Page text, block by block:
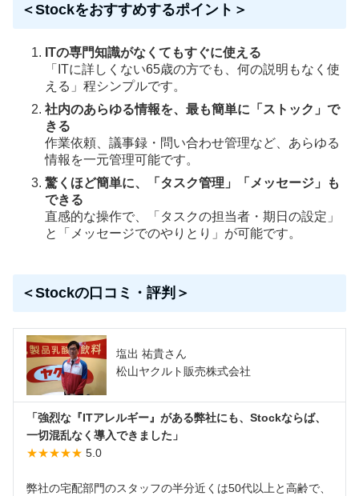
＜Stockをおすすめするポイント＞
ITの専門知識がなくてもすぐに使える
「ITに詳しくない65歳の方でも、何の説明もなく使
える」程シンプルです。
社内のあらゆる情報を、最も簡単に「ストック」で
きる
作業依頼、議事録・問い合わせ管理など、あらゆる
情報を一元管理可能です。
驚くほど簡単に、「タスク管理」「メッセージ」も
できる
直感的な操作で、「タスクの担当者・期日の設定」
と「メッセージでのやりとり」が可能です。
＜Stockの口コミ・評判＞
塩出 祐貴さん
松山ヤクルト販売株式会社
「強烈な『ITアレルギー』がある弊社にも、Stockならば、
一切混乱なく導入できました」
★★★★★ 5.0
弊社の宅配部門のスタッフの半分近くは50代以上と高齢で、